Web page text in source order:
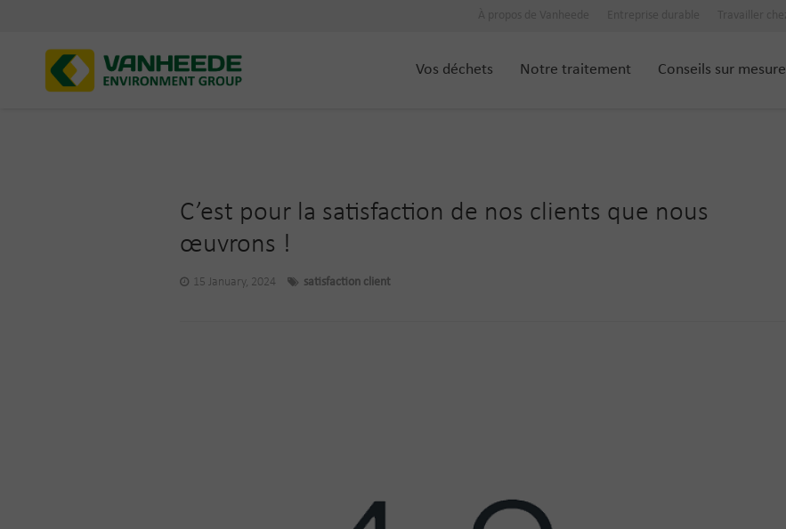
Vos déchets Notre traitement Conseils sur mesure
C’est pour la satisfaction de nos clients que nous
œuvrons !
15 January, 2024 satisfaction client